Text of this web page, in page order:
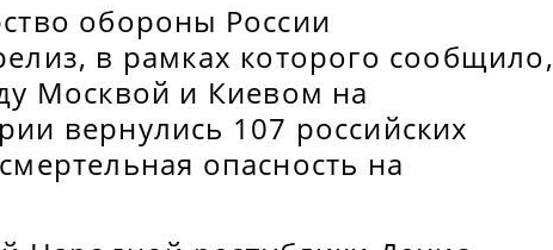
обороны России
в рамках которого сообщило,
Москвой и Киевом на
вернулись 107 российских
опасность на